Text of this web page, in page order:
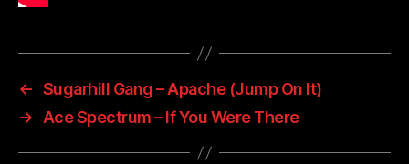
← Sugarhill Gang – Apache (Jump On It)
→
Ace Spectrum – If You Were There